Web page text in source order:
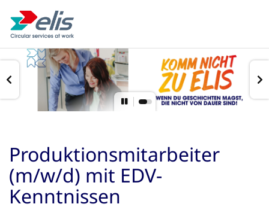
Produktionsmitarbeiter
(m/w/d) mit EDV-
Kenntnissen